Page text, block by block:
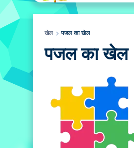
खेल पजल का खेल
पजल का खेल